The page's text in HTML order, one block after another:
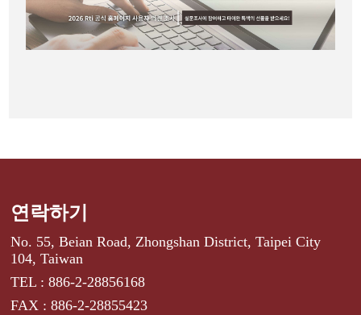
연락하기
No. 55, Beian Road, Zhongshan District, Taipei City
104, Taiwan
TEL : 886-2-28856168
FAX : 886-2-28855423